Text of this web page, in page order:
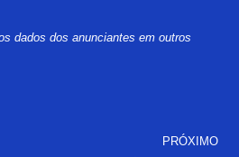
dados dos anunciantes em outros
PRÓXIMO